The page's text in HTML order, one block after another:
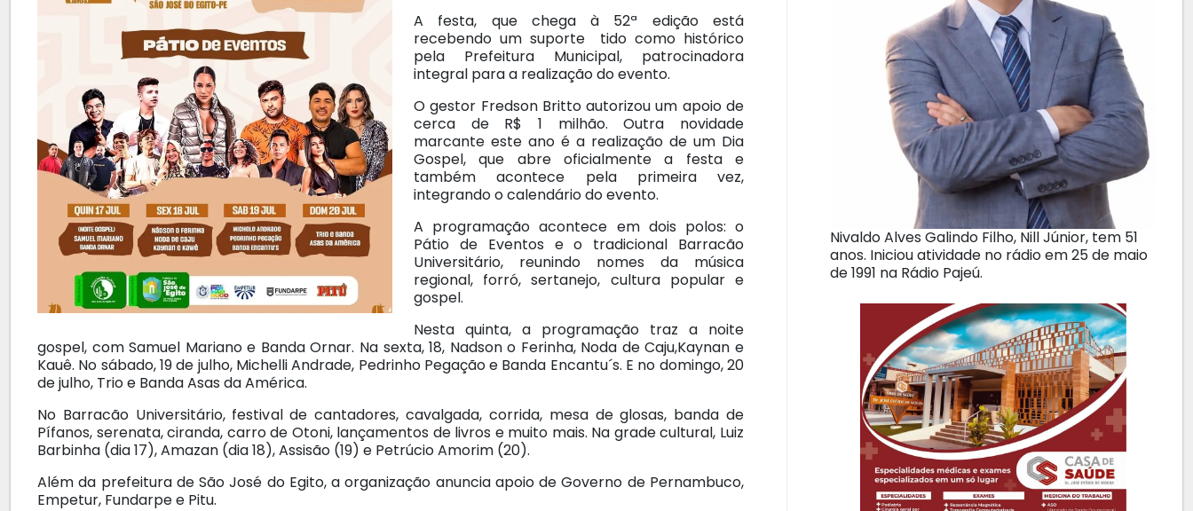
A festa, que chega à 52ª edição está
recebendo um suporte tido como histórico
pela Prefeitura Municipal, patrocinadora
integral para a realização do evento.
O gestor Fredson Britto autorizou um apoio de
cerca de R$ 1 milhão. Outra novidade
marcante este ano é a realização de um Dia
Gospel, que abre oficialmente a festa e
também acontece pela primeira vez,
integrando o calendário do evento.
A programação acontece em dois polos: o
Pátio de Eventos e o tradicional Barracão
Universitário, reunindo nomes da música
regional, forró, sertanejo, cultura popular e
gospel.
Nesta quinta, a programação traz a noite
gospel, com Samuel Mariano e Banda Ornar. Na sexta, 18, Nadson o Ferinha, Noda de Caju,Kaynan e
Kauê. No sábado, 19 de julho, Michelli Andrade, Pedrinho Pegação e Banda Encantu´s. E no domingo, 20
de julho, Trio e Banda Asas da América.
No Barracão Universitário, festival de cantadores, cavalgada, corrida, mesa de glosas, banda de
Pífanos, serenata, ciranda, carro de Otoni, lançamentos de livros e muito mais. Na grade cultural, Luiz
Barbinha (dia 17), Amazan (dia 18), Assisão (19) e Petrúcio Amorim (20).
Além da prefeitura de São José do Egito, a organização anuncia apoio de Governo de Pernambuco,
Empetur, Fundarpe e Pitu.
Nivaldo Alves Galindo Filho, Nill Júnior, tem 51
anos. Iniciou atividade no rádio em 25 de maio
de 1991 na Rádio Pajeú.